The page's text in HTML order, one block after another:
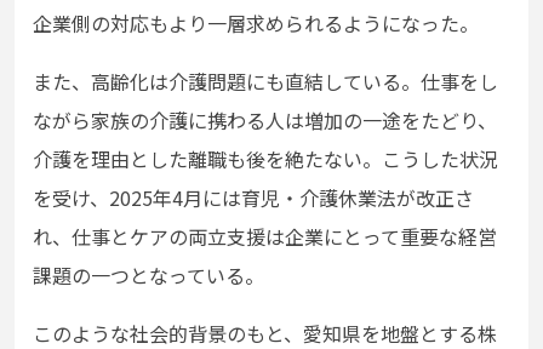
企業側の対応もより一層求められるようになった。
また、高齢化は介護問題にも直結している。仕事をし
ながら家族の介護に携わる人は増加の一途をたどり、
介護を理由とした離職も後を絶たない。こうした状況
を受け、2025年4月には育児・介護休業法が改正さ
れ、仕事とケアの両立支援は企業にとって重要な経営
課題の一つとなっている。
このような社会的背景のもと、愛知県を地盤とする株